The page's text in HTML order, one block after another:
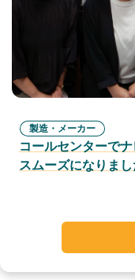
製造・メーカー
コールセンターで
スムーズになりまし